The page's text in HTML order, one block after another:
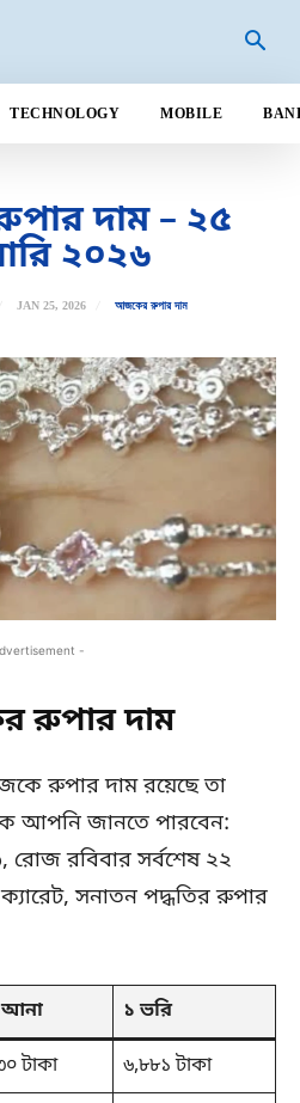
TECHNOLOGY MOBILE
দাম – ২৫
২০২৬
JAN 25, 2026 আজকের রুপার দাম
-
রুপার দাম
রুপার দাম রয়েছে তা
আপনি জানতে পারবেন:
রবিবার সর্বশেষ ২২
সনাতন পদ্ধতির রুপার
আনা ১ ভরি
টাকা
৬,৮৮১ টাকা